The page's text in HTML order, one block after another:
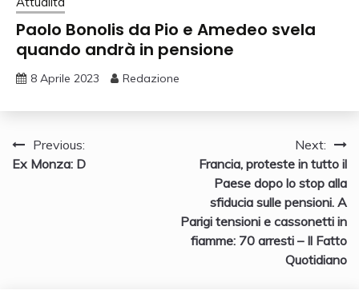
Paolo Bonolis da Pio e Amedeo svela
quando andrà in pensione
8 Aprile 2023 Redazione
Navigazione
articoli
Previous:
Ex Monza: D
Next:
Francia, proteste in tutto il
Paese dopo lo stop alla
sfiducia sulle pensioni. A
Parigi tensioni e cassonetti in
fiamme: 70 arresti – Il Fatto
Quotidiano